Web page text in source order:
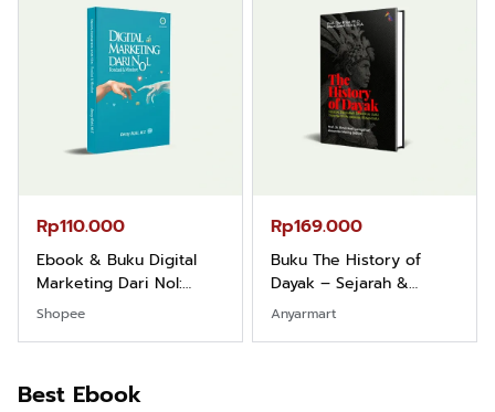
Rp110.000
Ebook & Buku Digital
Marketing Dari Nol:
Fondasi & Mindset untuk
Pemula
Shopee
Rp169.000
Buku The History of
Dayak – Sejarah &
Identitas Borneo Asli
Anyarmart
Best Ebook